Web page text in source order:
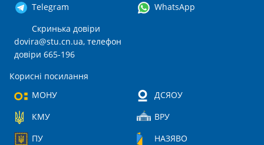
Telegram
WhatsApp
Скринька довіри
dovira@stu.cn.ua, телефон
довіри 665-196
Корисні посилання
МОНУ
ДСЯОУ
КМУ
ВРУ
ПУ
НАЗЯВО